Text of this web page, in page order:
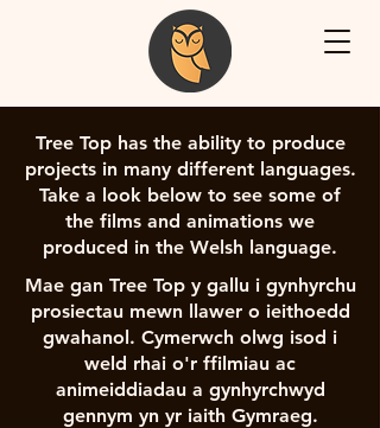
Tree Top has the ability to produce
projects in many different languages.
Take a look below to see some of
the films and animations we
produced in the Welsh language.
Mae gan Tree Top y gallu i gynhyrchu
prosiectau mewn llawer o ieithoedd
gwahanol. Cymerwch olwg isod i
weld rhai o'r ffilmiau ac
animeiddiadau a gynhyrchwyd
gennym yn yr iaith Gymraeg.